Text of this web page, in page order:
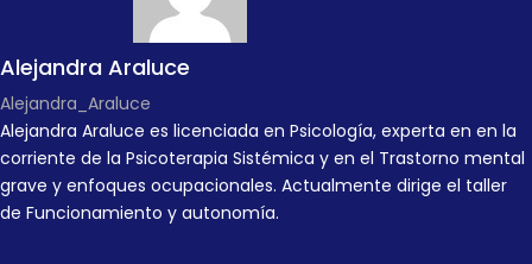
Alejandra Araluce
Alejandra_Araluce
Alejandra Araluce es licenciada en Psicología, experta en en la
corriente de la Psicoterapia Sistémica y en el Trastorno mental
grave y enfoques ocupacionales. Actualmente dirige el taller
de Funcionamiento y autonomía.